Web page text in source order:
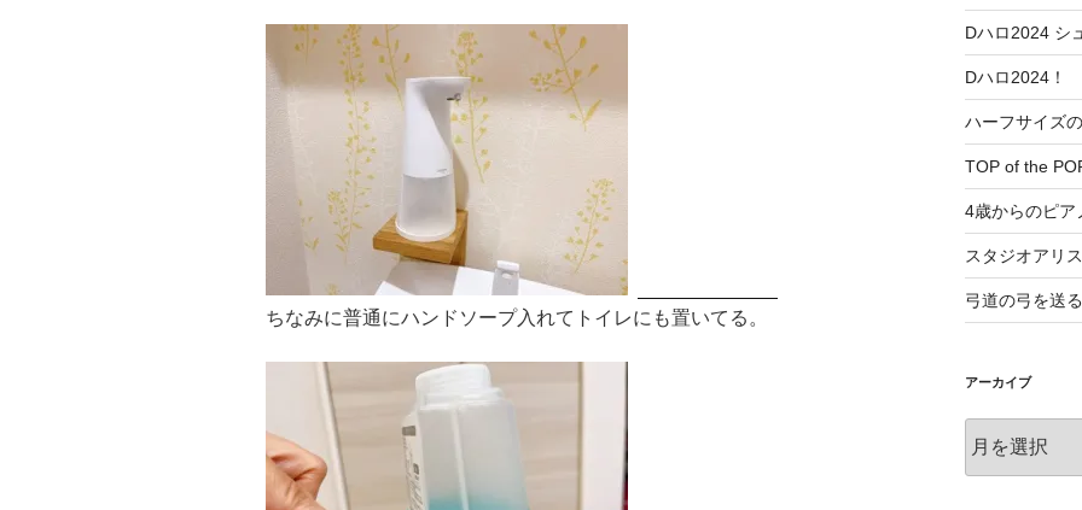
ちなみに普通にハンドソープ入れてトイレにも置いてる。
Dハロ2024 シ
Dハロ2024！
ハーフサイズ
TOP of the
4歳からのピア
スタジオアリ
弓道の弓を送る
アーカイブ
ー